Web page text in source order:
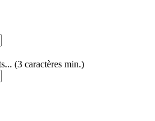
(3 caractères min.)